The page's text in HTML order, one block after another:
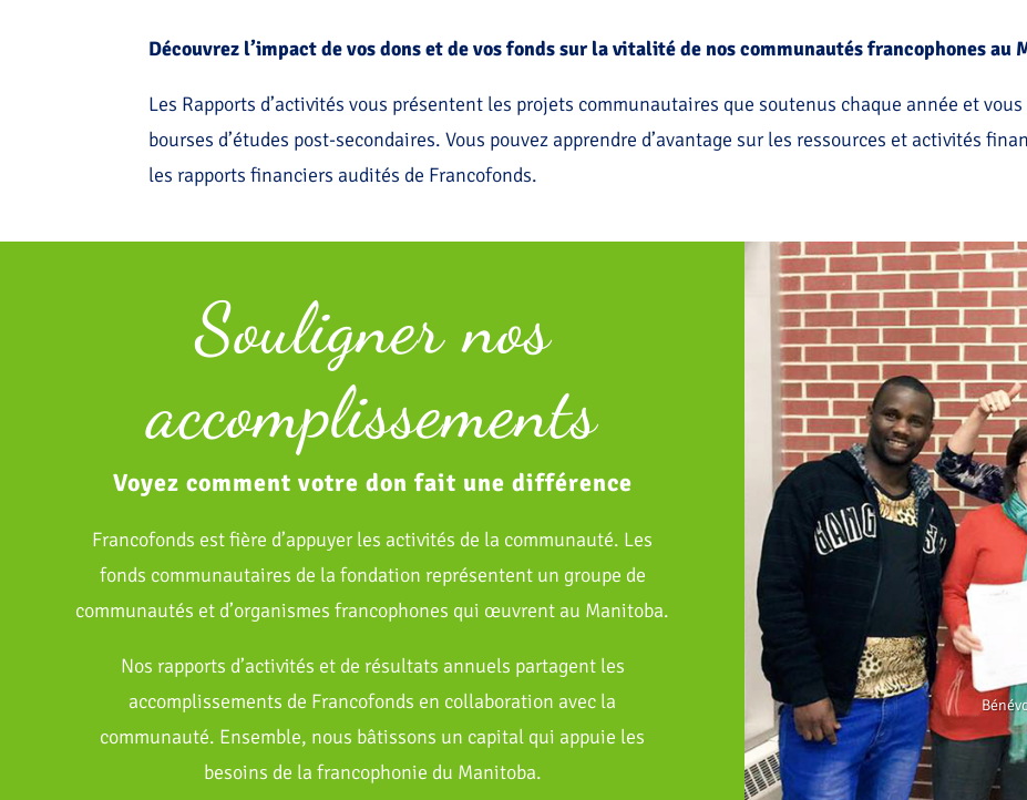
Découvrez l’impact de vos dons et de vos fonds sur la vitalité de nos communautés francophones au
Les Rapports d’activités vous présentent les projets communautaires que soutenus chaque année et
bourses d’études post-secondaires. Vous pouvez apprendre d’avantage sur les ressources et activités
les rapports financiers audités de Francofonds.
Souligner nos
accomplissements
Voyez comment votre don fait une différence
Francofonds est fière d’appuyer les activités de la communauté. Les
fonds communautaires de la fondation représentent un groupe de
communautés et d’organismes francophones qui œuvrent au Manitoba.
Nos rapports d’activités et de résultats annuels partagent les
accomplissements de Francofonds en collaboration avec la
communauté. Ensemble, nous bâtissons un capital qui appuie les
besoins de la francophonie du Manitoba.